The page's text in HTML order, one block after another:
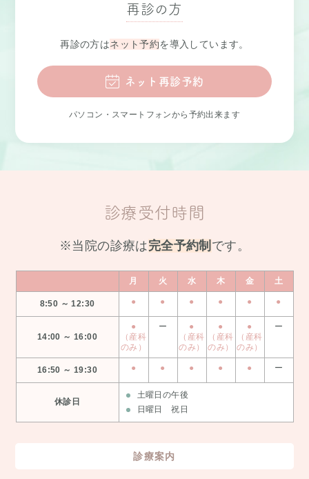
再診の方
再診の方はネット予約を導入しています。
ネット再診予約
パソコン・スマートフォンから予約出来ます
診療受付時間
※当院の診療は完全予約制 です。
月 火 水 木 金 土
8:50 ～ 12:30 ● ● ● ● ● ●
14:00 ～ 16:00
●
（産科
のみ）
ー
●
（産科
のみ）
●
（産科
のみ）
●
（産科
のみ）
ー
16:50 ～ 19:30 ● ● ● ● ● ー
休診日
土曜日の午後
日曜日 祝日
診療案内